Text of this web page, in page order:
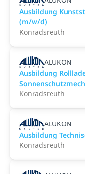
Ausbildung
(m/w/d)
Konradsreuth
ALUKON
Ausbildung
Konradsreuth
ALUKON
Ausbildung
Konradsreuth